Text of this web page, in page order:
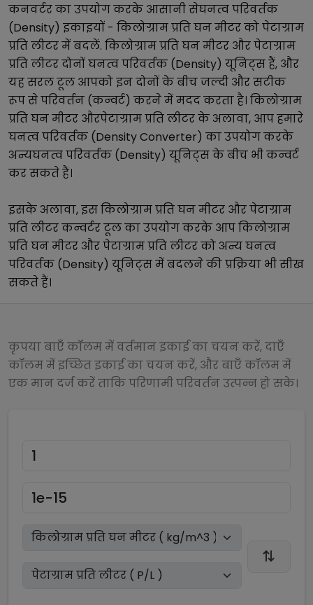
कनवर्टर का उपयोग करके आसानी सेघनत्व परिवर्तक
(Density) इकाइयों - किलोग्राम प्रति घन मीटरकोपेटाग्राम
प्रति लीटरमें बदलें. किलोग्राम प्रति घन मीटर औरपेटाग्राम
प्रति लीटरदोनोंघनत्व परिवर्तक (Density) यूनिट्स हैं, और
यह सरल टूल आपको इन दोनों के बीच जल्दी और सटीक
रूप से परिवर्तन (कन्वर्ट) करने में मदद करता है। किलोग्राम
प्रति घन मीटर औरपेटाग्राम प्रति लीटरके अलावा, आप हमारे
घनत्व परिवर्तक (Density Converter) का उपयोग करके
अन्यघनत्व परिवर्तक (Density) यूनिट्स के बीच भी कन्वर्ट
कर सकते हैं।
इसके अलावा, इसकिलोग्राम प्रति घन मीटर औरपेटाग्राम
प्रति लीटरकन्वर्टर टूल का उपयोग करके आपकिलोग्राम
प्रति घन मीटर औरपेटाग्राम प्रति लीटरको अन्यघनत्व
परिवर्तक (Density) यूनिट्स में बदलने की प्रक्रिया भी सीख
सकते हैं।
कृपया बाएँ कॉलम में वर्तमान इकाई का चयन करें, दाएँ
कॉलम में इच्छित इकाई का चयन करें, और बाएँ कॉलम में
एक मान दर्ज करें ताकि परिणामी परिवर्तन उत्पन्न हो सके।